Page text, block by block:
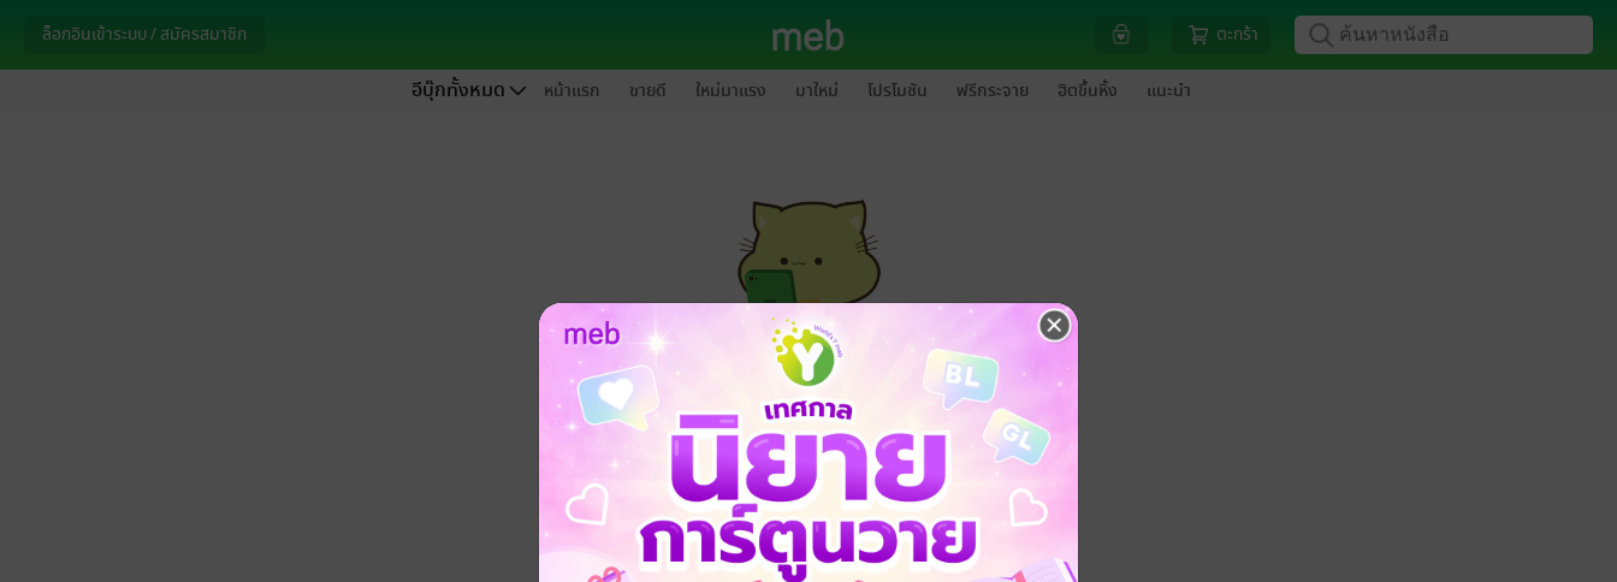
ล็อกอินเข้าระบบ / สมัครสมาชิก ตะกร้า
อีบุ๊กทั้งหมด หน้าแรก ขายดี ใหม่มาแรง มาใหม่ โปรโมชัน ฟรีกระจาย ฮิตขึ้นหิ้ง แนะนำ
กรุณาเข้าสู่ระบบก่อนดำเนินรายการด้วยค่ะ
ล็อกอินเข้าระบบ